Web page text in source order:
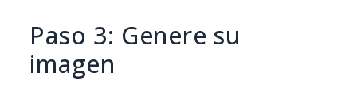
Paso 3: Genere su
imagen